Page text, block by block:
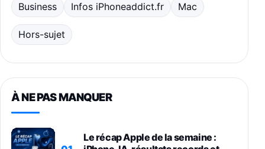
Business Infos iPhoneaddict.fr Mac
Hors-sujet
À NE PAS MANQUER
Le récap Apple de la semaine :